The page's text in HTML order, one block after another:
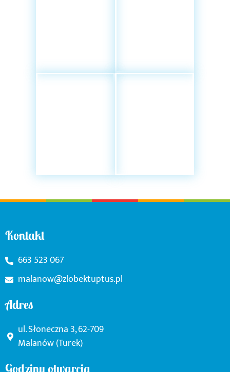
Kontakt
663 523 067
malanow@zlobektuptus.pl
Adres
ul. Słoneczna 3, 62-709
Malanów (Turek)
Godziny otwarcia